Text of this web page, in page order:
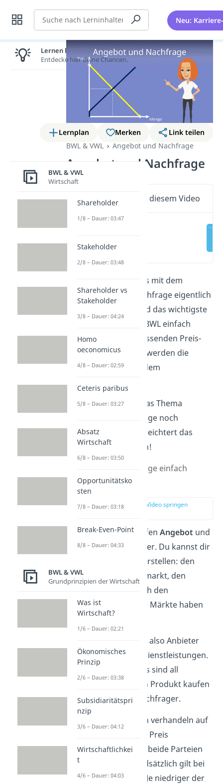
Suche Neu:
Lernplan Merken
Link teilen
BWL & VWL
Angebot und Nachfrage
Angebot und Nachfrage
Wichtige Inhalte in diesem Video
Du fragst dich, was es mit dem
Angebot und der Nachfrage eigentlich
auf sich hat? Hier wird das wichtigste
Modell der VWL und BWL einfach
erklärt. Durch die passenden Preis-
Mengen Diagramme werden die
Zusammenhänge zudem
Unser Videomacht das Thema
Angebot und Nachfrage noch
anschaulicher und erleichtert das
Lernen. Klick dich rein!
Angebot und Nachfrage einfach
erklärt
zur Stelle im Video springen
Auf einem Markt treffenAngebot und
Nachfrageaufeinander. Du kannst dir
jede Art von Markt vorstellen: den
Fischmarkt, den Flohmarkt, den
Supermarkt oder auch den
Aktienmarkt. All diese Märkte haben
eins gemeinsam:
, also Anbieter
von Gütern und Dienstleistungen.
Es gibt
Das sind all
diejenigen, die ein Produkt kaufen
möchten, also Nachfrager.
Diese beiden Parteien verhandeln auf
dem Markt, um einen Preis
festzulegen, mit dem beide Parteien
zufrieden sind. Grundsätzlich gilt bei
denVerhandlungen
: Je niedriger der
Lernen lohnt sich!
Entdecke hier deine Chancen.
BWL & VWL
Wirtschaft
Shareholder
1/8 – Dauer: 03:47
Stakeholder
2/8 – Dauer: 03:48
Shareholder vs
Stakeholder
3/8 – Dauer: 04:24
Homo
oeconomicus
4/8 – Dauer: 02:59
Ceteris paribus
5/8 – Dauer: 03:27
Absatz
Wirtschaft
6/8 – Dauer: 03:50
Opportunitätsko
sten
7/8 – Dauer: 03:18
Break-Even-Point
8/8 – Dauer: 04:33
BWL & VWL
Grundprinzipien der Wirtschaft
Was ist
Wirtschaft?
1/6 – Dauer: 02:21
Ökonomisches
Prinzip
2/6 – Dauer: 03:38
Subsidiaritätspri
nzip
3/6 – Dauer: 04:12
Wirtschaftlichkei
t
4/6 – Dauer: 04:03